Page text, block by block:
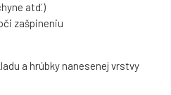
atď.)
zašpineniu
a hrúbky nanesenej vrstvy